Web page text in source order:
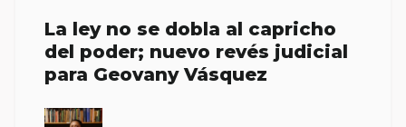
La ley no se dobla al capricho
del poder; nuevo revés judicial
para Geovany Vásquez